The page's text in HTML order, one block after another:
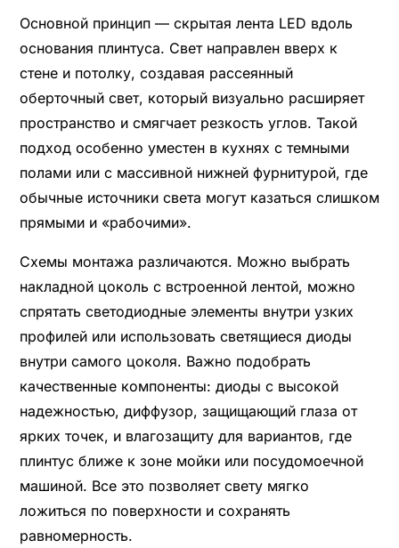
Основной принцип — скрытая лента LED вдоль
основания плинтуса. Свет направлен вверх к
стене и потолку, создавая рассеянный
оберточный свет, который визуально расширяет
пространство и смягчает резкость углов. Такой
подход особенно уместен в кухнях с темными
полами или с массивной нижней фурнитурой, где
обычные источники света могут казаться слишком
прямыми и «рабочими».
Схемы монтажа различаются. Можно выбрать
накладной цоколь с встроенной лентой, можно
спрятать светодиодные элементы внутри узких
профилей или использовать светящиеся диоды
внутри самого цоколя. Важно подобрать
качественные компоненты: диоды с высокой
надежностью, диффузор, защищающий глаза от
ярких точек, и влагозащиту для вариантов, где
плинтус ближе к зоне мойки или посудомоечной
машиной. Все это позволяет свету мягко
ложиться по поверхности и сохранять
равномерность.